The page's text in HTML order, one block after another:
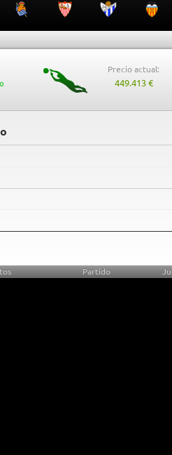
Precio actual:
449.413 €
Partido